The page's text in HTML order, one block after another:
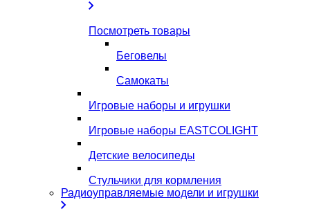
Посмотреть товары
Беговелы
Самокаты
Игровые наборы и игрушки
Игровые наборы EASTCOLIGHT
Детские велосипеды
Стульчики для кормления
Радиоуправляемые модели и игрушки